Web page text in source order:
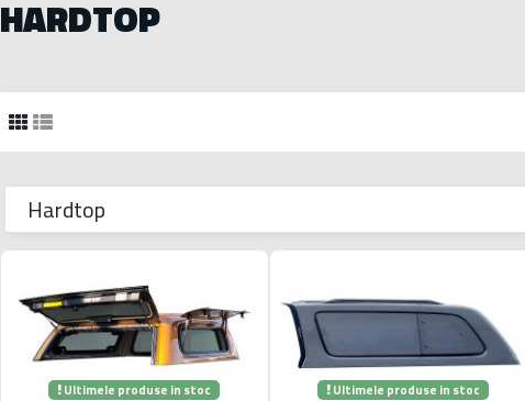
HARDTOP
Hardtop
Ultimele produse in stoc Ultimele produse in stoc